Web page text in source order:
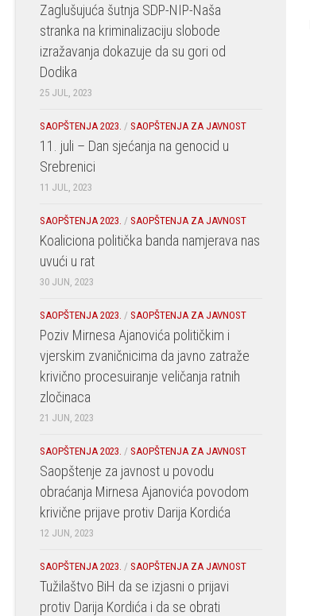
Zaglušujuća šutnja SDP-NIP-Naša
stranka na kriminalizaciju slobode
izražavanja dokazuje da su gori od
Dodika
25 JUL, 2023
SAOPŠTENJA 2023. / SAOPŠTENJA ZA JAVNOST
11. juli – Dan sjećanja na genocid u
Srebrenici
11 JUL, 2023
SAOPŠTENJA 2023. / SAOPŠTENJA ZA JAVNOST
Koaliciona politička banda namjerava nas
uvući u rat
30 JUN, 2023
SAOPŠTENJA 2023. / SAOPŠTENJA ZA JAVNOST
Poziv Mirnesa Ajanovića političkim i
vjerskim zvaničnicima da javno zatraže
krivično procesuiranje veličanja ratnih
zločinaca
21 JUN, 2023
SAOPŠTENJA 2023. / SAOPŠTENJA ZA JAVNOST
Saopštenje za javnost u povodu
obraćanja Mirnesa Ajanovića povodom
krivične prijave protiv Darija Kordića
12 JUN, 2023
SAOPŠTENJA 2023. / SAOPŠTENJA ZA JAVNOST
Tužilaštvo BiH da se izjasni o prijavi
protiv Darija Kordića i da se obrati